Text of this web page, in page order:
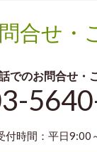
合せ・
でのお問合せ・
付時間：平日9:00